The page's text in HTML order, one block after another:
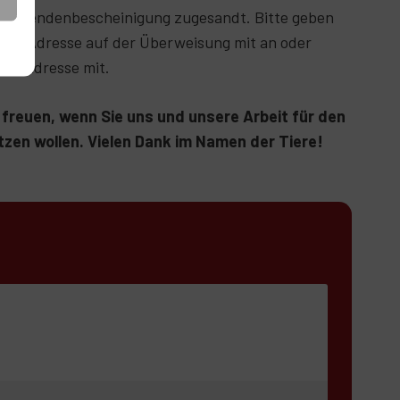
Spendenbescheinigung zugesandt. Bitte geben
Adresse auf der Überweisung mit an oder
Adresse mit.
wenn Sie uns und unsere Arbeit für den
wollen. Vielen Dank im Namen der Tiere!